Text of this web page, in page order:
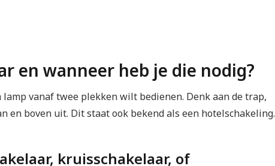
en wanneer heb je die nodig?
vanaf twee plekken wilt bedienen. Denk aan de trap,
en boven uit. Dit staat ook bekend als een hotelschakeling.
kruisschakelaar, of